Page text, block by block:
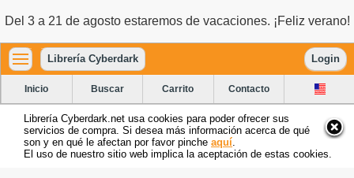
Del 3 a 21 de agosto estaremos de vacaciones. ¡Feliz verano!
Librería Cyberdark Login
Inicio Buscar Carrito Contacto
Librería Cyberdark.net usa cookies para poder ofrecer sus
servicios de compra. Si desea más información acerca de qué
son y en qué le afectan por favor pinche aquí
El uso de nuestro sitio web implica la aceptación de estas cookies.